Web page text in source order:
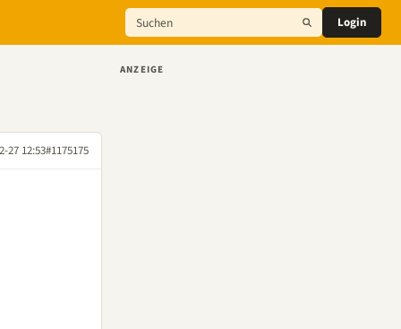
Login
27 12:53#1175175
ANZEIGE